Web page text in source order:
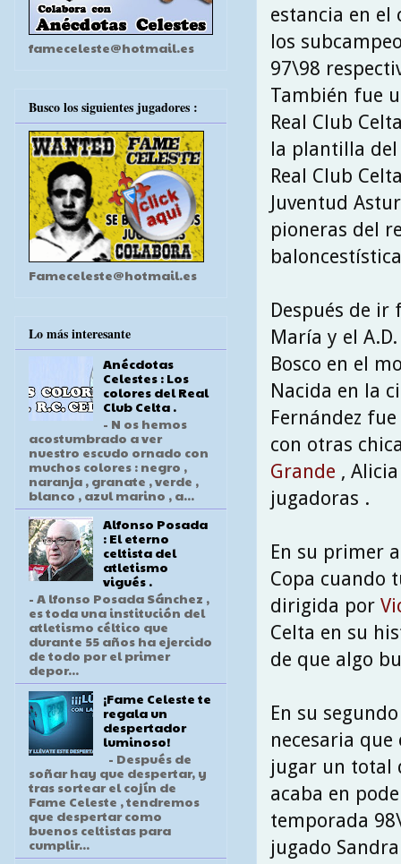
estancia en el
los
97\98
También fue
Real Club
la plantilla del
Real Club
Juventud
pioneras del
Después de ir
María y el
Bosco en el
Nacida en la
Fernández
con otras
Grande ,
jugadoras .
En su primer
Copa cuando
dirigida por
Celta en su
de que algo
En su
necesaria
jugar un total
acaba en
temporada
jugado
fameceleste@hotmail.es
Busco los siguientes jugadores :
Fameceleste@hotmail.es
Lo más interesante
Anécdotas
Celestes : Los
colores del Real
Club Celta .
- N os hemos
acostumbrado a ver
nuestro escudo ornado con
muchos colores : negro ,
naranja , granate , verde ,
blanco , azul marino , a...
Alfonso Posada
: El eterno
celtista del
atletismo
vigués .
- A lfonso Posada Sánchez ,
es toda una institución del
atletismo céltico que
durante 55 años ha ejercido
de todo por el primer
depor...
¡Fame Celeste te
regala un
despertador
luminoso!
- Después de
soñar hay que despertar, y
tras sortear el cojín de
Fame Celeste , tendremos
que despertar como
buenos celtistas para
cumplir...